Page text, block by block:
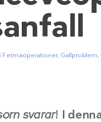
i Fetmaoperationer, Gallproblem,
svarar! I